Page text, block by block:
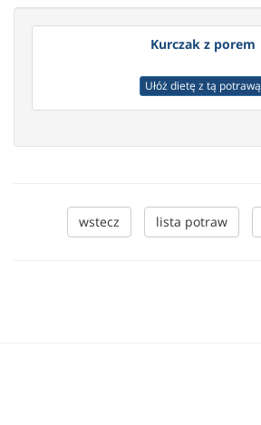
Kurczak z porem
Ułóż dietę z tą potrawą
wstecz lista potraw